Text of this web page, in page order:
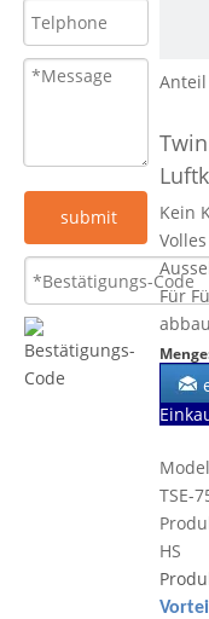
submit
Kein
Für
TSE-
HS